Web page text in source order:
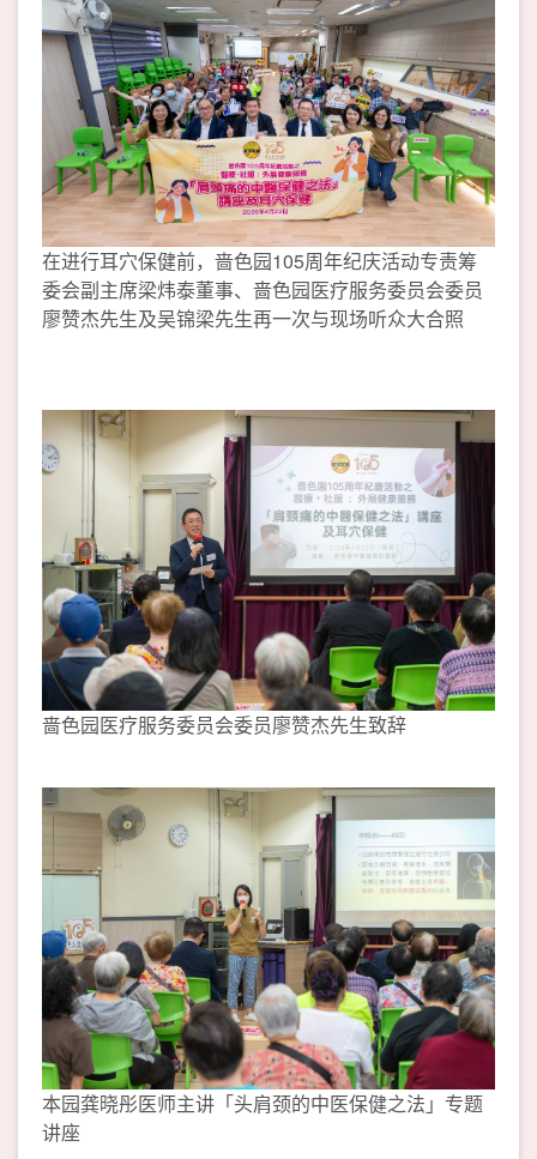
在进行耳穴保健前，啬色园105周年纪庆活动专责筹
委会副主席梁炜泰董事、啬色园医疗服务委员会委员
廖赞杰先生及吴锦梁先生再一次与现场听众大合照
啬色园医疗服务委员会委员廖赞杰先生致辞
本园龚晓彤医师主讲「头肩颈的中医保健之法」专题
讲座